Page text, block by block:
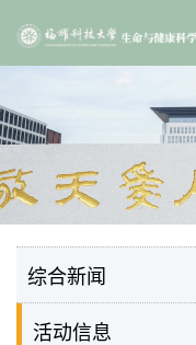
综合新闻
活动信息